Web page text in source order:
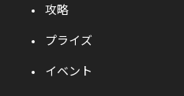
攻略
プライズ
イベント